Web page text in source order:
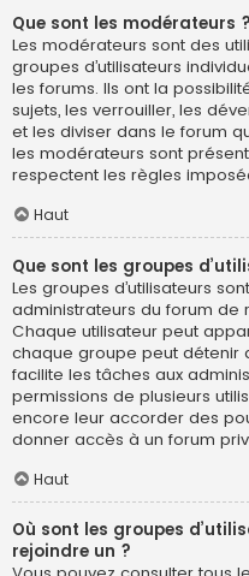
Que sont les modérateurs ?
Les modérateurs sont des
groupes d’utilisateurs
les forums. Ils ont la
sujets, les verrouiller, les
et les diviser dans le forum
les modérateurs sont
respectent les règles
Haut
Que sont les groupes
Les groupes d’utilisateurs
administrateurs du forum de
Chaque utilisateur peut
chaque groupe peut détenir
facilite les tâches aux
permissions de plusieurs
encore leur accorder des
donner accès à un forum
Haut
Où sont les groupes
rejoindre un ?